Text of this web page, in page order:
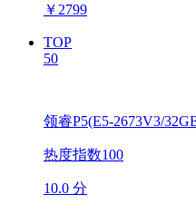
￥ 2799
TOP
50
领睿P5(E5-2673V3/
热度指数100
10.0 分